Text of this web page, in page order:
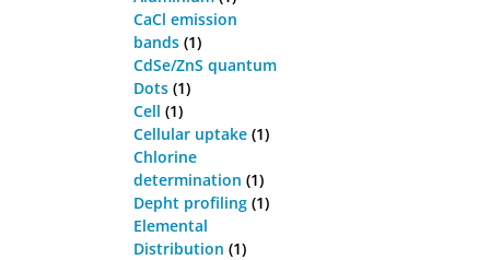
CaCl emission
bands (1)
CdSe/ZnS quantum
Dots (1)
Cell (1)
Cellular uptake (1)
Chlorine
determination (1)
Depht profiling (1)
Elemental
Distribution (1)